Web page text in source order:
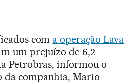
com a operação Lava
um prejuízo de 6,2
Petrobras, informou o
da companhia, Mario